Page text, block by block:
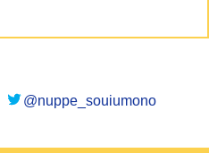
@nuppe_souiumono